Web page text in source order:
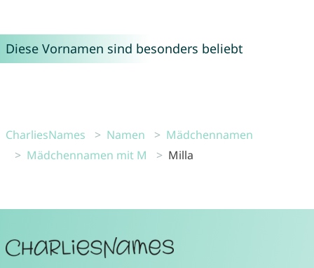
Diese Vornamen sind besonders beliebt
CharliesNames Namen
Mädchennamen
Mädchennamen mit M
Milla